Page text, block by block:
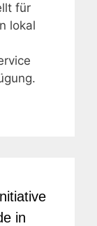
für
lokal
in